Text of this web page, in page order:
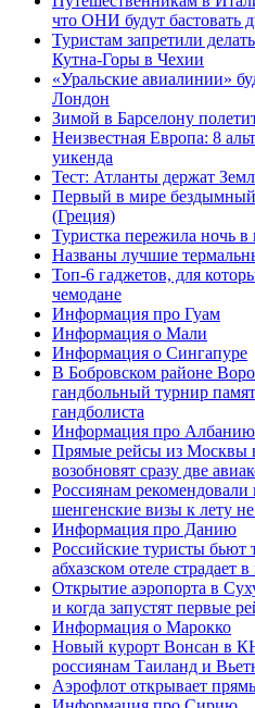
что ОНИ будут бастовать
Туристам запретили
Кутна-Горы в Чехии
«Уральские авиалинии»
Лондон
Зимой в Барселону
Неизвестная Европа: 8
уикенда
Тест: Атланты держат
Первый в мире
(Греция)
Туристка пережила ночь
Названы лучшие
Топ-6 гаджетов, для
чемодане
Информация про Гуам
Информация о Мали
Информация о Сингапуре
В Бобровском районе
гандбольный турнир
гандболиста
Информация про Албанию
Прямые рейсы из Москвы
возобновят сразу две
Россиянам
шенгенские визы к лету
Информация про Данию
Российские туристы бьют
абхазском отеле страдает
Открытие аэропорта в
и когда запустят первые
Информация о Марокко
Новый курорт Вонсан в
россиянам Таиланд и
Аэрофлот открывает